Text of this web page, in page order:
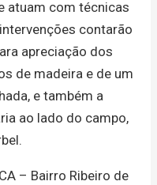
atuam com técnicas
contarão
apreciação dos
de madeira e de um
e também a
ao lado do campo,
– Bairro Ribeiro de